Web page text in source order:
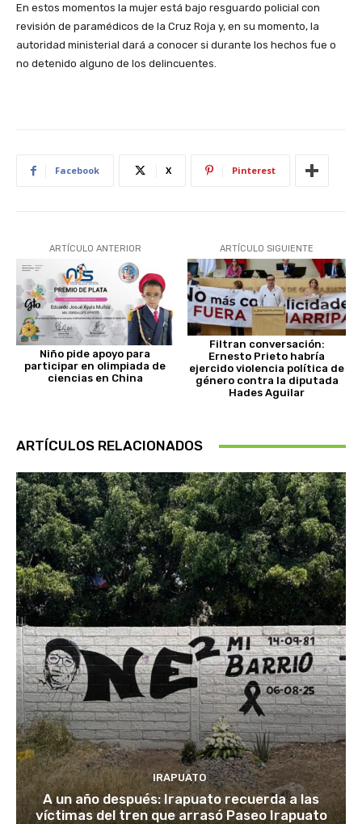
En estos momentos la mujer está bajo resguardo policial con
revisión de paramédicos de la Cruz Roja y, en su momento, la
autoridad ministerial dará a conocer si durante los hechos fue o
no detenido alguno de los delincuentes.
Facebook X Pinterest
ARTÍCULO ANTERIOR
Niño pide apoyo para
participar en olimpiada de
ciencias en China
ARTÍCULO SIGUIENTE
Filtran conversación:
Ernesto Prieto habría
ejercido violencia política de
género contra la diputada
Hades Aguilar
ARTÍCULOS RELACIONADOS
IRAPUATO
A un año después: Irapuato recuerda a las
víctimas del tren que arrasó Paseo Irapuato